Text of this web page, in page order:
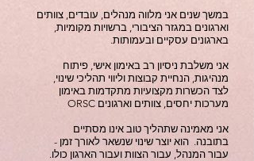
במשך שנים אני מלווה מנהלים, עובדים, צוותים
וארגונים במגזר הציבורי, ברשויות מקומיות,
בארגונים עסקיים ובעמותות.
אני משלבת ניסיון רב באימון אישי, פיתוח
מנהיגות, הנחיית קבוצות וליווי תהליכי שינוי,
לצד הכשרות מקצועיות מתקדמות באימון
מערכות יחסים, צוותים וארגונים ORSC
אני מאמינה שתהליך טוב אינו מסתיים
בתובנה. הוא יוצר שינוי שנשאר לאורך זמן -
עבור המנהל, עבור הצוות ועבור הארגון כולו.